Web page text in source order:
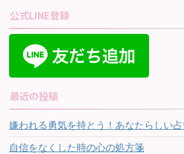
公式LINE登録
最近の投稿
嫌われる勇気を持とう！あなたらしい
自信をなくした時の心の処方箋